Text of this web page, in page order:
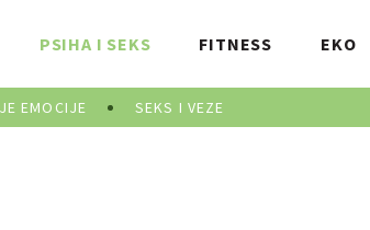
PSIHA I SEKS
EMOCIJE SEKS I VEZE
FITNESS EKO